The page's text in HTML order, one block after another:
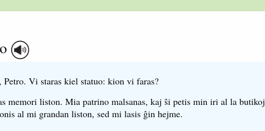
Petro. Vi staras kiel statuo: kion vi faras?
memori liston. Mia patrino malsanas, kaj ŝi petis min iri al la butikoj
al mi grandan liston, sed mi lasis ĝin hejme.